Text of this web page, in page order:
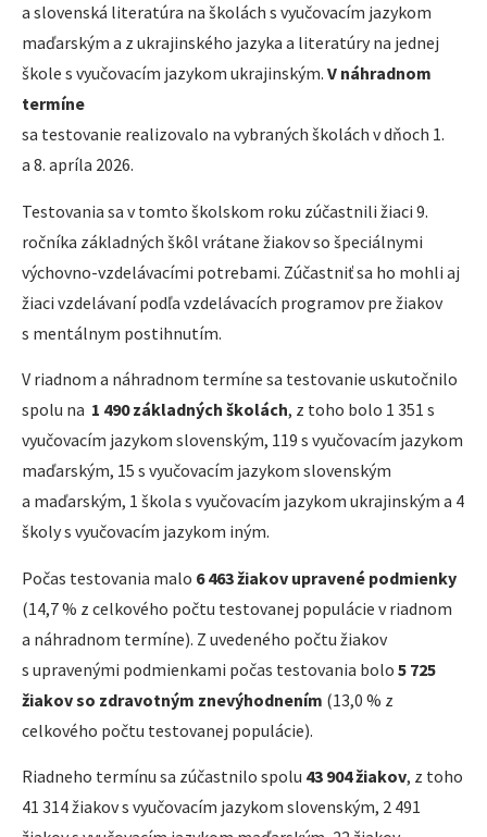
a slovenská literatúra na školách s vyučovacím jazykom
maďarským a z ukrajinského jazyka a literatúry na jednej
škole s vyučovacím jazykom ukrajinským. V náhradnom
termíne
sa testovanie realizovalo na vybraných školách v dňoch 1.
a 8. apríla 2026.
Testovania sa v tomto školskom roku zúčastnili žiaci 9.
ročníka základných škôl vrátane žiakov so špeciálnymi
výchovno-vzdelávacími potrebami. Zúčastniť sa ho mohli aj
žiaci vzdelávaní podľa vzdelávacích programov pre žiakov
s mentálnym postihnutím.
V riadnom a náhradnom termíne sa testovanie uskutočnilo
spolu na 1 490 základných školách, z toho bolo 1 351 s
vyučovacím jazykom slovenským, 119 s vyučovacím jazykom
maďarským, 15 s vyučovacím jazykom slovenským
a maďarským, 1 škola s vyučovacím jazykom ukrajinským a 4
školy s vyučovacím jazykom iným.
Počas testovania malo 6 463 žiakov upravené podmienky
(14,7 % z celkového počtu testovanej populácie v riadnom
a náhradnom termíne). Z uvedeného počtu žiakov
s upravenými podmienkami počas testovania bolo 5 725
žiakov so zdravotným znevýhodnením (13,0 % z
celkového počtu testovanej populácie).
Riadneho termínu sa zúčastnilo spolu 43 904 žiakov, z toho
41 314 žiakov s vyučovacím jazykom slovenským, 2 491